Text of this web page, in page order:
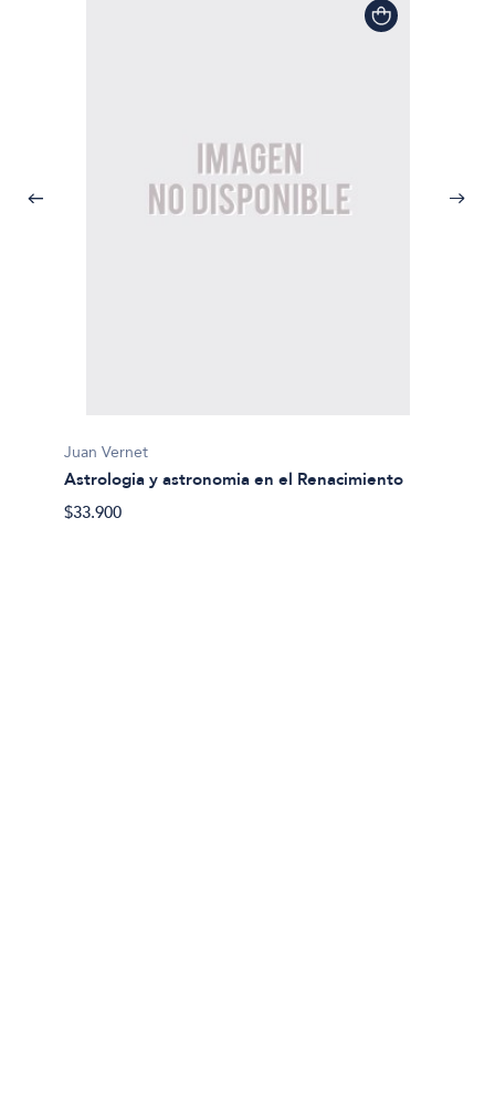
Juan Vernet
Astrologia y astronomia en el Renacimiento
$33.900